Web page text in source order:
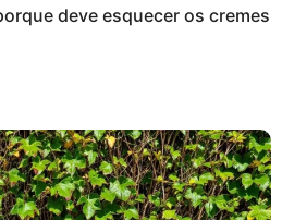
deve esquecer os cremes